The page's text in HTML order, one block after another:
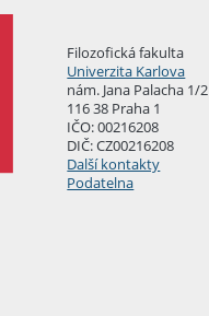
Filozofická fakulta
Univerzita Karlova
nám. Jana Palacha 1/2
116 38 Praha 1
IČO: 00216208
DIČ: CZ00216208
Další kontakty
Podatelna